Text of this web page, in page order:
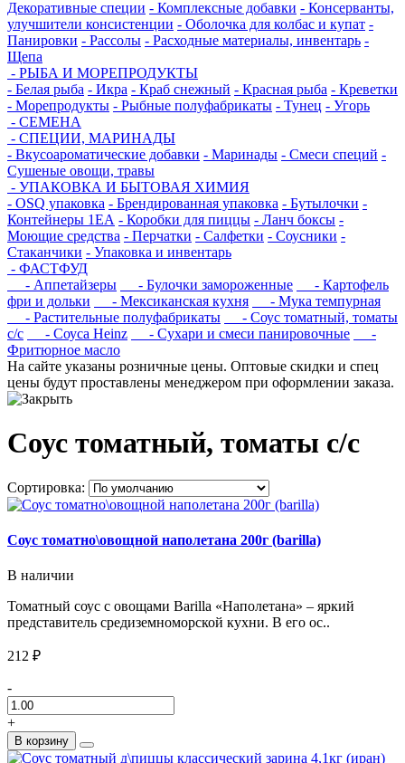
Декоративные специи - Комплексные добавки - Консерванты,
улучшители консистенции - Оболочка для колбас и купат -
Панировки - Рассолы - Расходные материалы, инвентарь -
Щепа
- РЫБА И МОРЕПРОДУКТЫ
- Белая рыба - Икра - Краб снежный - Красная рыба - Креветки
- Морепродукты - Рыбные полуфабрикаты - Тунец - Угорь
- СЕМЕНА
- СПЕЦИИ, МАРИНАДЫ
- Вкусоароматические добавки - Маринады - Смеси специй -
Сушеные овощи, травы
- УПАКОВКА И БЫТОВАЯ ХИМИЯ
- OSQ упаковка - Брендированная упаковка - Бутылочки -
Контейнеры 1ЕА - Коробки для пиццы - Ланч боксы -
Моющие средства - Перчатки - Салфетки - Соусники -
Стаканчики - Упаковка и инвентарь
- ФАСТФУД
- Аппетайзеры
- Булочки замороженные
- Картофель
фри и дольки
- Мексиканская кухня
- Мука темпурная
- Растительные полуфабрикаты
- Соус томатный, томаты
с/с
- Соуса Heinz - Сухари и смеси панировочные
-
Фритюрное масло
На сайте указаны розничные цены. Оптовые скидки и спец
цены будут проставлены менеджером при оформлении заказа.
Соус томатный, томаты с/с
Сортировка:
Соус томатно\овощной наполетана 200г (barilla)
В наличии
Томатный соус с овощами Barilla «Наполетана» – яркий
представитель средиземноморской кухни. В его ос..
212 ₽
-
+
В корзину